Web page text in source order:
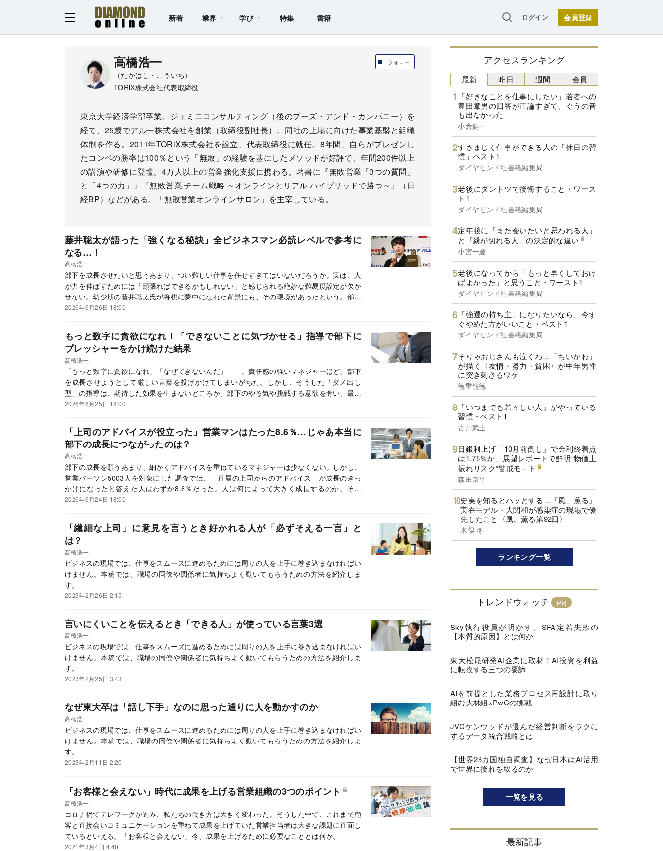
新着 業界 学び 特集 書籍 ログイン
フォロー
高橋浩一
（たかはし・こういち）
TORiX株式会社代表取締役
東京大学経済学部卒業。ジェミニコンサルティング（後のブーズ・アンド・カンパニー）を
経て、25歳でアルー株式会社を創業（取締役副社長）。同社の上場に向けた事業基盤と組織
体制を作る。2011年TORiX株式会社を設立、代表取締役に就任。8年間、自らがプレゼンし
たコンペの勝率は100％という「無敗」の経験を基にしたメソッドが好評で、年間200件以上
の講演や研修に登壇、4万人以上の営業強化支援に携わる。著書に『無敗営業「3つの質問」
と「4つの力」』『無敗営業 チーム戦略 ～オンラインとリアル ハイブリッドで勝つ～』（日
経BP）などがある。「無敗営業オンラインサロン」を主宰している。
藤井聡太が語った「強くなる秘訣」全ビジネスマン必読レベルで参考に
なる…！
高橋浩一
部下を成長させたいと思うあまり、つい難しい仕事を任せすぎてはいないだろうか。実は、人
が力を伸ばすためには「頑張ればできるかもしれない」と感じられる絶妙な難易度設定が欠か
せない。幼少期の藤井聡太氏が将棋に夢中になれた背景にも、その環境があったという。部下
のスキルや状況に応じて仕事の難易度や支援レベルを調整し、成長実感とモチベーションを引
タントの高橋浩一『「任せて育つチーム」はどこが違うのか 科学的に正しい「勝てる営業」
のつくり方』（PHP研究所）の一部を抜粋・編集したものです。
2026年6月26日 18:00
もっと数字に貪欲になれ！「できないことに気づかせる」指導で部下に
プレッシャーをかけ続けた結果
高橋浩一
「もっと数字に貪欲になれ」「なぜできないんだ」――。責任感の強いマネジャーほど、部下
を成長させようとして厳しい言葉を投げかけてしまいがちだ。しかし、そうした「ダメ出し
型」の指導は、期待した効果を生まないどころか、部下のやる気や挑戦する意欲を奪い、最悪
の場合は「静かな退職」へと追い込んでしまうこともある。営業パーソン1041人への調査か
の高橋浩一『「任せて育つチーム」はどこが違うのか 科学的に正しい「勝てる営業」のつく
り方』（PHP研究所）の一部を抜粋・編集したものです。
2026年6月25日 18:00
「上司のアドバイスが役立った」営業マンはたった8.6％…じゃあ本当に
部下の成長につながったのは？
高橋浩一
部下の成長を願うあまり、細かくアドバイスを重ねているマネジャーは少なくない。しかし、
営業パーソン5003人を対象にした調査では、「直属の上司からのアドバイス」が成長のきっ
かけになったと答えた人はわずか8.6％だった。人は何によって大きく成長するのか。そし
て、マネジャーが本当に果たすべき役割とは何なのか。※本稿は、営業コンサルタントの高橋
（PHP研究所）の一部を抜粋・編集したものです。
2026年6月24日 18:00
「繊細な上司」に意見を言うとき好かれる人が「必ずそえる一言」と
は？
高橋浩一
ビジネスの現場では、仕事をスムーズに進めるためには周りの人を上手に巻き込まなければい
けません。本稿では、職場の同僚や関係者に気持ちよく動いてもらうための方法を紹介しま
す。
2023年2月26日 2:15
言いにくいことを伝えるとき「できる人」が使っている言葉3選
高橋浩一
ビジネスの現場では、仕事をスムーズに進めるためには周りの人を上手に巻き込まなければい
けません。本稿では、職場の同僚や関係者に気持ちよく動いてもらうための方法を紹介しま
す。
2023年2月25日 3:43
なぜ東大卒は「話し下手」なのに思った通りに人を動かすのか
高橋浩一
ビジネスの現場では、仕事をスムーズに進めるためには周りの人を上手に巻き込まなければい
けません。本稿では、職場の同僚や関係者に気持ちよく動いてもらうための方法を紹介しま
す。
2023年2月11日 2:20
「お客様と会えない」時代に成果を上げる営業組織の3つのポイント
高橋浩一
コロナ禍でテレワークが進み、私たちの働き方は大きく変わった。そうした中で、これまで顧
客と直接会いコミュニケーションを重ねて成果を上げていた営業担当者は大きな課題に直面し
ているといえる。「お客様と会えない」今、成果を上げるために必要なこととは何か。
2021年3月4日 4:40
アクセスランキング
最新
「好きなことを仕事にしたい」若者への
豊田章男の回答が正論すぎて、ぐうの音
も出なかった
小倉健一
すさまじく仕事ができる人の「休日の習
慣」ベスト1
ダイヤモンド社書籍編集局
老後にダントツで後悔すること・ワース
ト1
ダイヤモンド社書籍編集局
定年後に「また会いたいと思われる人」
と「縁が切れる人」の決定的な違い
小宮一慶
老後になってから「もっと早くしておけ
ばよかった」と思うこと・ワースト1
ダイヤモンド社書籍編集局
「強運の持ち主」になりたいなら、今す
ぐやめた方がいいこと・ベスト1
ダイヤモンド社書籍編集局
そりゃおじさんも泣くわ…「ちいかわ」
が描く〈友情・努力・貧困〉が中年男性
に突き刺さるワケ
徳重龍徳
「いつまでも若々しい人」がやっている
習慣・ベスト1
古川武士
日銀利上げ「10月前倒し」で金利終着点
は1.75％か、展望レポートで鮮明“物価上
振れリスク”警戒モ－ド
森田京平
史実を知るとハッとする…『風、薫る』
実在モデル・大関和が感染症の現場で優
先したこと〈風、薫る第92回〉
木俣 冬
昨日 週間 会員
ランキング一覧
トレンドウォッチ
Sky執行役員が明かす、SFA定着失敗の
【本質的原因】とは何か
東大松尾研発AI企業に取材！AI投資を利益
に転換する三つの要諦
AIを前提とした業務プロセス再設計に取り
組む大林組×PwCの挑戦
JVCケンウッドが選んだ経営判断をラクに
するデータ統合戦略とは
【世界23カ国独自調査】なぜ日本はAI活用
で世界に後れを取るのか
一覧を見る
最新記事